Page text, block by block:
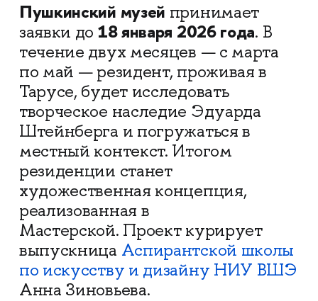
Пушкинский музей принимает
заявки до 18 января 2026 года. В
течение двух месяцев — с марта
по май — резидент, проживая в
Тарусе, будет исследовать
творческое наследие Эдуарда
Штейнберга и погружаться в
местный контекст. Итогом
резиденции станет
художественная концепция,
реализованная в
Мастерской. Проект курирует
выпускница Аспирантской школы
по искусству и дизайну НИУ ВШЭ
Анна Зиновьева.